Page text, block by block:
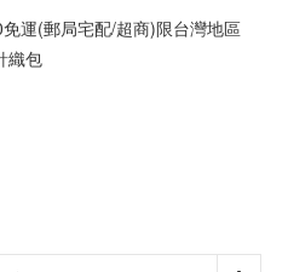
運(郵局宅配/超商)限台灣地區
織包